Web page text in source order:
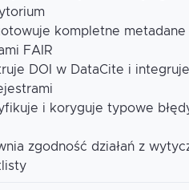
kompletne
FAIR
DOI w DataCite i
i koryguje typowe
zgodność działań z